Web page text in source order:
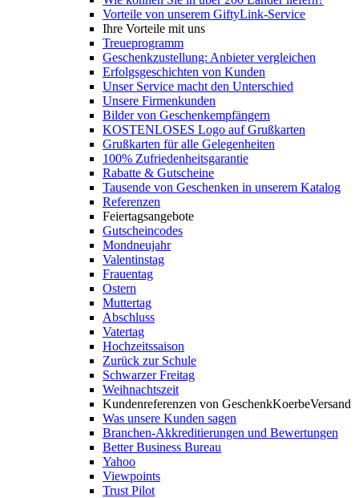
Vorteile von unserem GiftyLink-Service
Ihre Vorteile mit uns
Treueprogramm
Geschenkzustellung: Anbieter vergleichen
Erfolgsgeschichten von Kunden
Unser Service macht den Unterschied
Unsere Firmenkunden
Bilder von Geschenkempfängern
KOSTENLOSES Logo auf Grußkarten
Grußkarten für alle Gelegenheiten
100% Zufriedenheitsgarantie
Rabatte & Gutscheine
Tausende von Geschenken in unserem Katalog
Referenzen
Feiertagsangebote
Gutscheincodes
Mondneujahr
Valentinstag
Frauentag
Ostern
Muttertag
Abschluss
Vatertag
Hochzeitssaison
Zurück zur Schule
Schwarzer Freitag
Weihnachtszeit
Kundenreferenzen von GeschenkKoerbeVersand
Was unsere Kunden sagen
Branchen-Akkreditierungen und Bewertungen
Better Business Bureau
Yahoo
Viewpoints
Trust Pilot